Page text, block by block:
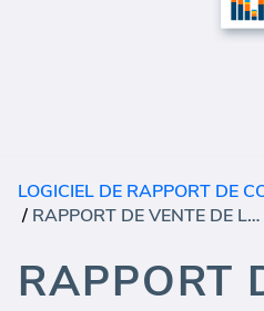
LOGICIEL DE RAPPORT DE
/
RAPPORT DE VENTE DE LA SUITE E-COMMERCE (RAPPORT)
RAPPORT